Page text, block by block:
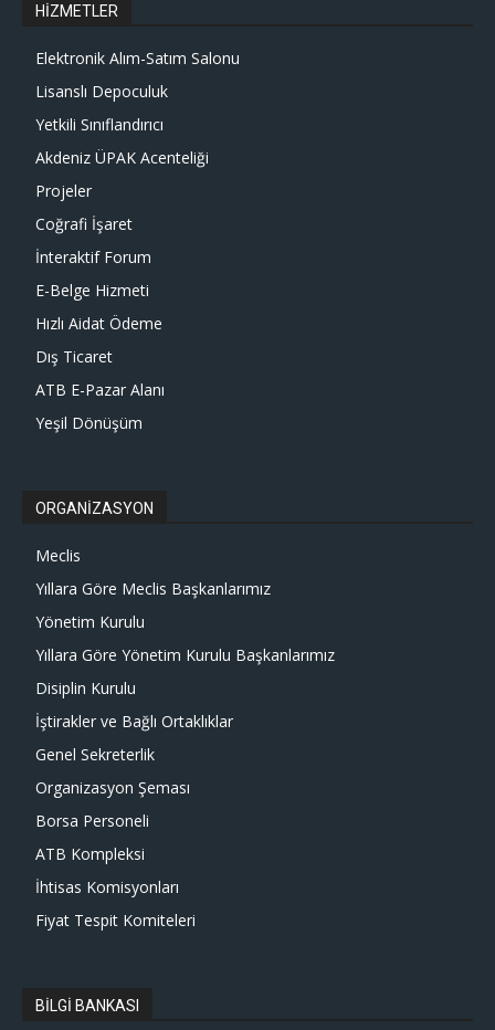
HİZMETLER
Elektronik Alım-Satım Salonu
Lisanslı Depoculuk
Yetkili Sınıflandırıcı
Akdeniz ÜPAK Acenteliği
Projeler
Coğrafi İşaret
İnteraktif Forum
E-Belge Hizmeti
Hızlı Aidat Ödeme
Dış Ticaret
ATB E-Pazar Alanı
Yeşil Dönüşüm
ORGANİZASYON
Meclis
Yıllara Göre Meclis Başkanlarımız
Yönetim Kurulu
Yıllara Göre Yönetim Kurulu Başkanlarımız
Disiplin Kurulu
İştirakler ve Bağlı Ortaklıklar
Genel Sekreterlik
Organizasyon Şeması
Borsa Personeli
ATB Kompleksi
İhtisas Komisyonları
Fiyat Tespit Komiteleri
BİLGİ BANKASI